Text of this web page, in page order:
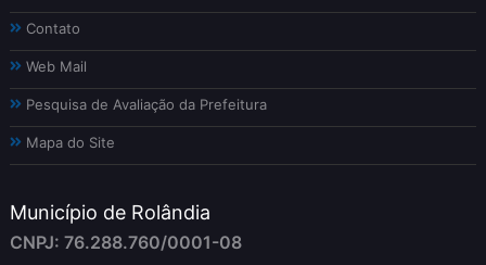
Contato
Web Mail
Pesquisa de Avaliação da Prefeitura
Mapa do Site
Município de Rolândia
CNPJ: 76.288.760/0001-08